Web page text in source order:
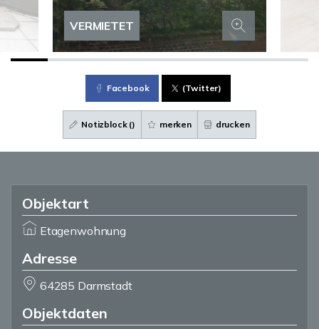
VERMIETET
Facebook (Twitter)
Notizblock () merken drucken
Objektart
Etagenwohnung
Adresse
64285 Darmstadt
Objektdaten